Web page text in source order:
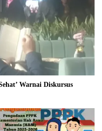
Warnai Diskursus